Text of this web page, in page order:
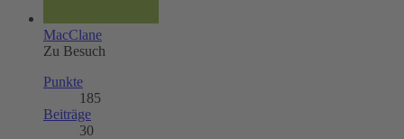
MacClane
Zu Besuch
Punkte
185
Beiträge
30